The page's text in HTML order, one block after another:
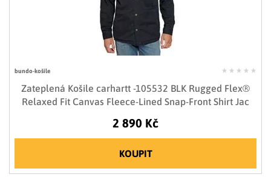
bundo-košile
Zateplená Košile carhartt -105532 BLK Rugged Flex®
Relaxed Fit Canvas Fleece-Lined Snap-Front Shirt Jac
2 890 Kč
KOUPIT